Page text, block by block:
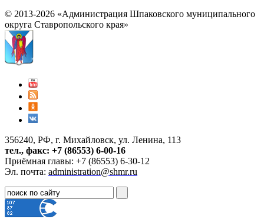
© 2013-2026 «Администрация Шпаковского муниципального
округа Ставропольского края»
356240, РФ, г. Михайловск, ул. Ленина, 113
тел., факс: +7 (86553) 6-00-16
Приёмная главы: +7 (86553) 6-30-12
Эл. почта: administration@shmr.ru